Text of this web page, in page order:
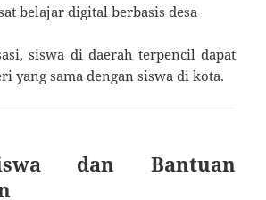
belajar digital berbasis desa
siswa di daerah terpencil dapat
yang sama dengan siswa di kota.
dan Bantuan